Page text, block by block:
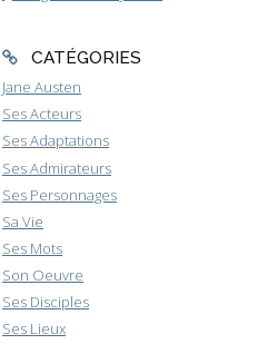
CATÉGORIES
Jane Austen
Ses Acteurs
Ses Adaptations
Ses Admirateurs
Ses Personnages
Sa Vie
Ses Mots
Son Oeuvre
Ses Disciples
Ses Lieux